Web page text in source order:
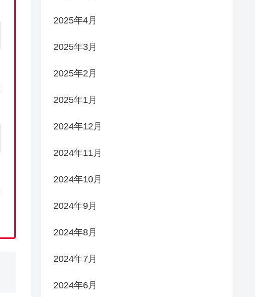
2025年4月
2025年3月
2025年2月
2025年1月
2024年12月
2024年11月
2024年10月
2024年9月
2024年8月
2024年7月
2024年6月